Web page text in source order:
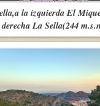
la izquierda El
La Sella(244